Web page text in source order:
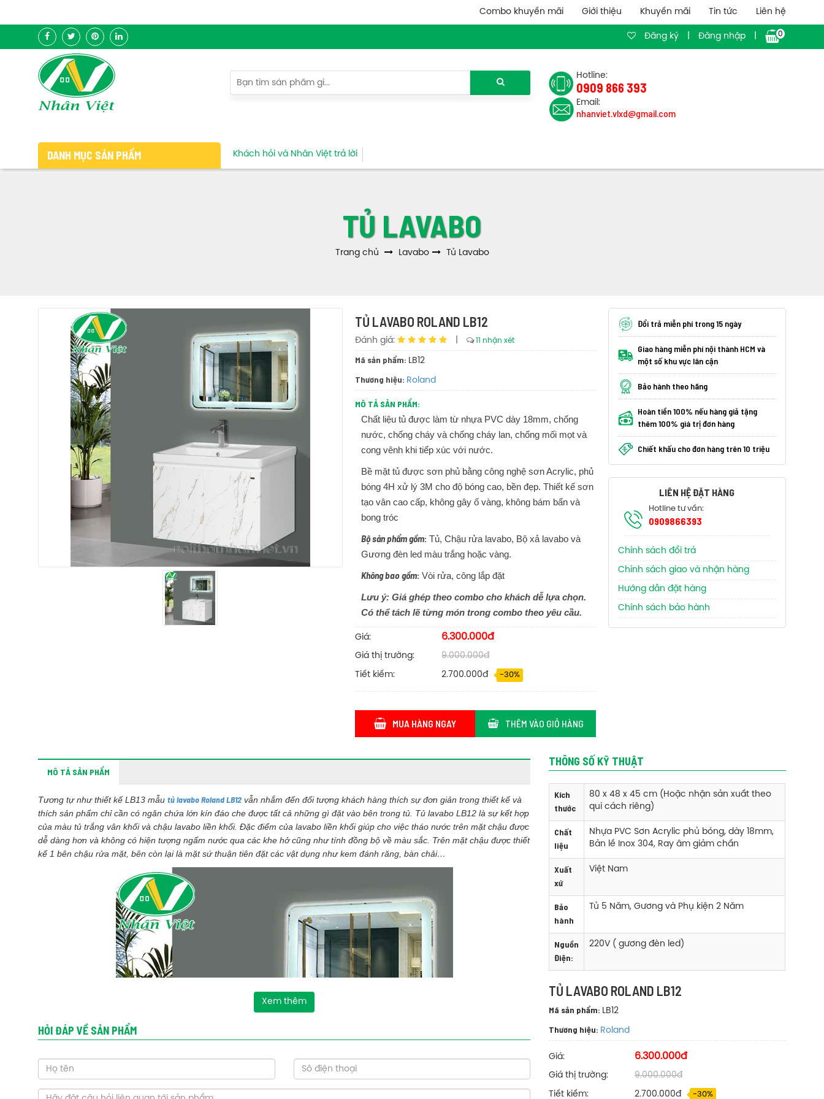
Combo khuyến mãi Giới thiệu Khuyến mãi Tin tức Liên hệ
Đăng ký Đăng nhập 0
Hotline:
0909 866 393
Email:
nhanviet.vlxd@gmail.com
DANH MỤC SẢN PHẨM Khách hỏi và Nhân Việt trả lời
TỦ LAVABO
Trang chủ Lavabo Tủ Lavabo
TỦ LAVABO ROLAND LB12
Đánh giá: 11 nhận xét
Mã sản phẩm: LB12
Thương hiệu: Roland
MÔ TẢ SẢN PHẨM:
Chất liệu tủ được làm từ nhựa PVC dày 18mm, chống
nước, chống cháy và chống cháy lan, chống mối mọt và
cong vênh khi tiếp xúc với nước.
Bề mặt tủ được sơn phủ bằng công nghệ sơn Acrylic, phủ
bóng 4H xử lý 3M cho độ bóng cao, bền đẹp. Thiết kế sơn
tạo vân cao cấp, không gây ố vàng, không bám bẩn và
bong tróc
Bộ sản phẩm gồm: Tủ, Chậu rửa lavabo, Bộ xả lavabo và
Gương đèn led màu trắng hoặc vàng.
Không bao gồm: Vòi rửa, công lắp đặt
Lưu ý: Giá ghép theo combo cho khách dễ lựa chọn.
Có thể tách lẽ từng món trong combo theo yêu cầu.
Giá: 6.300.000đ
Giá thị trường: 9.000.000đ
Tiết kiếm: 2.700.000đ -30%
MUA HÀNG NGAY THÊM VÀO GIỎ HÀNG
Đổi trả miễn phí trong 15 ngày
Giao hàng miễn phí nội thành HCM và
một số khu vực lân cận
Bảo hành theo hãng
Hoàn tiền 100% nếu hàng giả tặng
thêm 100% giá trị đơn hàng
Chiết khấu cho đơn hàng trên 10 triệu
LIÊN HỆ ĐẶT HÀNG
Hotline tư vấn:
0909866393
Chính sách đổi trả
Chính sách giao và nhận hàng
Hướng dẫn đặt hàng
Chính sách bảo hành
MÔ TẢ SẢN PHẨM
Tương tự như thiết kế LB13 mẫu tủ lavabo Roland LB12 vẫn nhắm đến đối tượng khách hàng thích sự đơn giản trong thiết kế và
thích sản phẩm chỉ cần có ngăn chứa lớn kín đáo che được tất cả những gì đặt vào bên trong tủ. Tủ lavabo LB12 là sự kết hợp
của màu tủ trắng vân khối và chậu lavabo liền khối. Đặc điểm của lavabo liền khối giúp cho việc tháo nước trên mặt chậu được
dễ dàng hơn và không có hiện tượng ngấm nước qua các khe hở cũng như tính đồng bộ về màu sắc. Trên mặt chậu được thiết
kế 1 bên chậu rửa mặt, bên còn lại là mặt sứ thuận tiên đặt các vật dụng như kem đánh răng, bàn chải…
Xem thêm
HỎI ĐÁP VỀ SẢN PHẨM
THÔNG SỐ KỸ THUẬT
Kích
thước
80 x 48 x 45 cm (Hoặc nhận sản xuất theo
qui cách riêng)
Chất
liệu
Nhựa PVC Sơn Acrylic phủ bóng, dày 18mm,
Bản lề Inox 304, Ray âm giảm chấn
Xuất
xứ
Việt Nam
Bảo
hành
Tủ 5 Năm, Gương và Phụ kiện 2 Năm
Nguồn
Điện:
220V ( gương đèn led)
TỦ LAVABO ROLAND LB12
Mã sản phẩm: LB12
Thương hiệu: Roland
Giá: 6.300.000đ
Giá thị trường: 9.000.000đ
Tiết kiếm: 2.700.000đ -30%